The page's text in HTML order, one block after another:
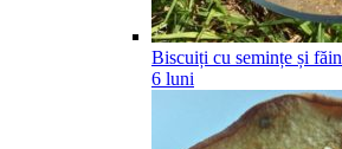
Biscuiți cu semințe și
6 luni